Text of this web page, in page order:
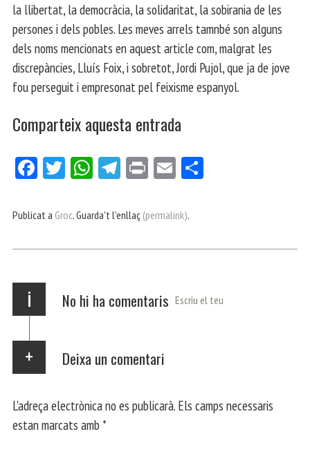
la llibertat, la democràcia, la solidaritat, la sobirania de les
persones i dels pobles. Les meves arrels tamnbé son alguns
dels noms mencionats en aquest article com, malgrat les
discrepàncies, Lluís Foix, i sobretot, Jordi Pujol, que ja de jove
fou perseguit i empresonat pel feixisme espanyol.
Comparteix aquesta entrada
Fa
bo
Tw
er
W
ts
p
Te
gr
m
Pri E
ail
ei
Publicat a Groc. Guarda't l'enllaç (permalink).
i No hi ha comentaris Escriu el teu
Deixa un comentari
L'adreça electrònica no es publicarà. Els camps necessaris
estan marcats amb *